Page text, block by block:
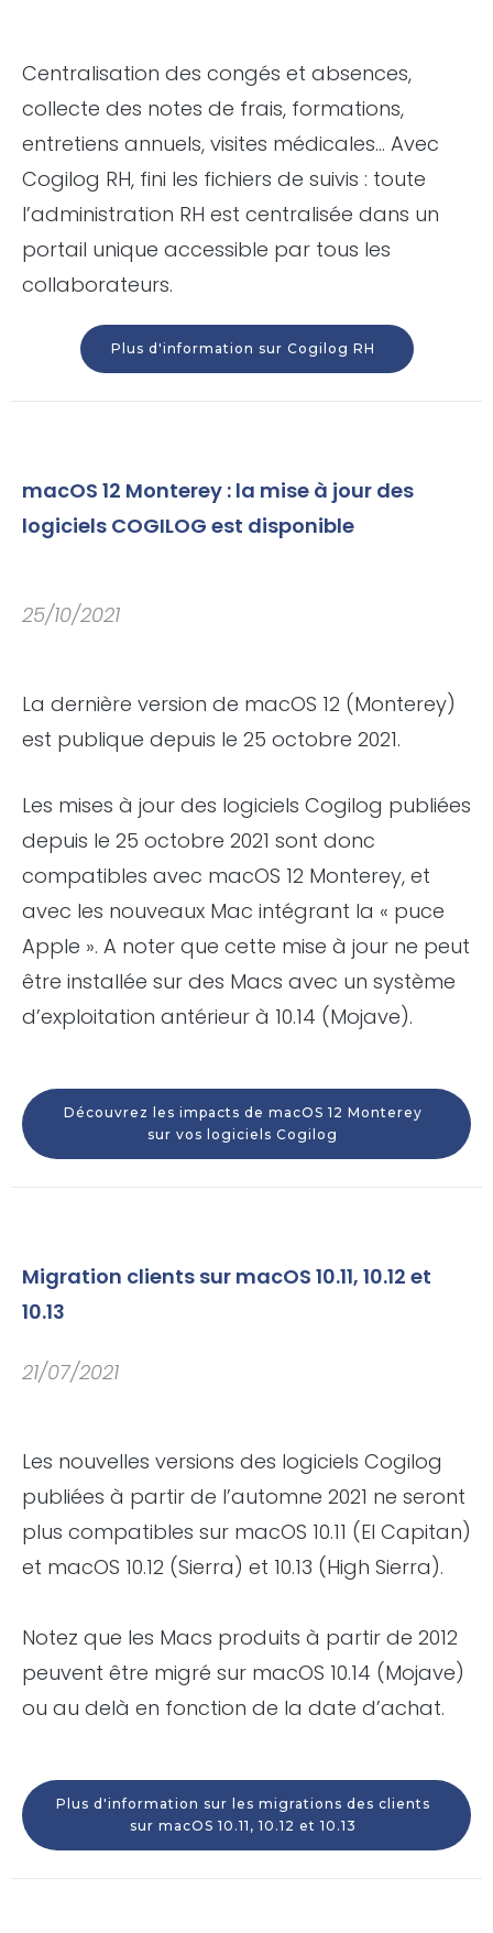
Centralisation des congés et absences,
collecte des notes de frais, formations,
entretiens annuels, visites médicales… Avec
Cogilog RH, fini les fichiers de suivis : toute
l’administration RH est centralisée dans un
portail unique accessible par tous les
collaborateurs.
Plus d'information sur Cogilog RH
macOS 12 Monterey : la mise à jour des
logiciels COGILOG est disponible
25/10/2021
La dernière version de macOS 12 (Monterey)
est publique depuis le 25 octobre 2021.
Les mises à jour des logiciels Cogilog publiées
depuis le 25 octobre 2021 sont donc
compatibles avec macOS 12 Monterey, et
avec les nouveaux Mac intégrant la « puce
Apple ». A noter que cette mise à jour ne peut
être installée sur des Macs avec un système
d’exploitation antérieur à 10.14 (Mojave).
Découvrez les impacts de macOS 12 Monterey
sur vos logiciels Cogilog
Migration clients sur macOS 10.11, 10.12 et
10.13
21/07/2021
Les nouvelles versions des logiciels Cogilog
publiées à partir de l’automne 2021 ne seront
plus compatibles sur macOS 10.11 (El Capitan)
et macOS 10.12 (Sierra) et 10.13 (High Sierra).
Notez que les Macs produits à partir de 2012
peuvent être migré sur macOS 10.14 (Mojave)
ou au delà en fonction de la date d’achat.
Plus d'information sur les migrations des clients
sur macOS 10.11, 10.12 et 10.13